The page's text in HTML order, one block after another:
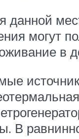
данной
могут
в
В